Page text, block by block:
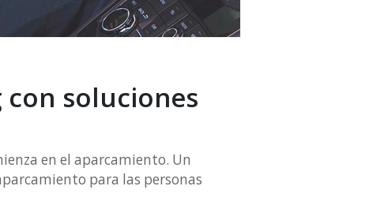
soluciones
en el aparcamiento. Un
para las personas